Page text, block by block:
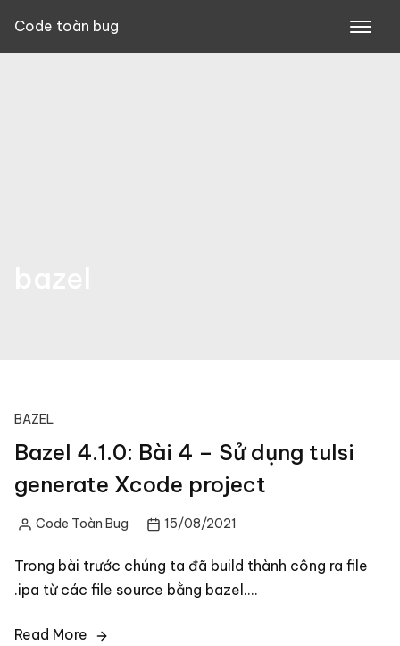
content
Code toàn bug
BAZEL
Bazel 4.1.0: Bài 4 – Sử dụng tulsi
generate Xcode project
PostedCode Toàn Bug 15/08/2021
Trong bài trước chúng ta đã build thành công ra file
.ipa từ các file source bằng bazel.…
Read More